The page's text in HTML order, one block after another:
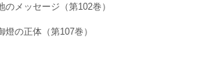
メッセージ（第102巻）
の正体（第107巻）